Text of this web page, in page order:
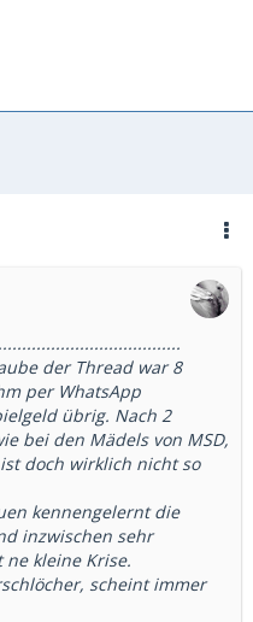
der Thread war 8
per WhatsApp
übrig. Nach 2
bei den Mädels von MSD,
doch wirklich nicht so
kennengelernt die
inzwischen sehr
kleine Krise.
scheint immer